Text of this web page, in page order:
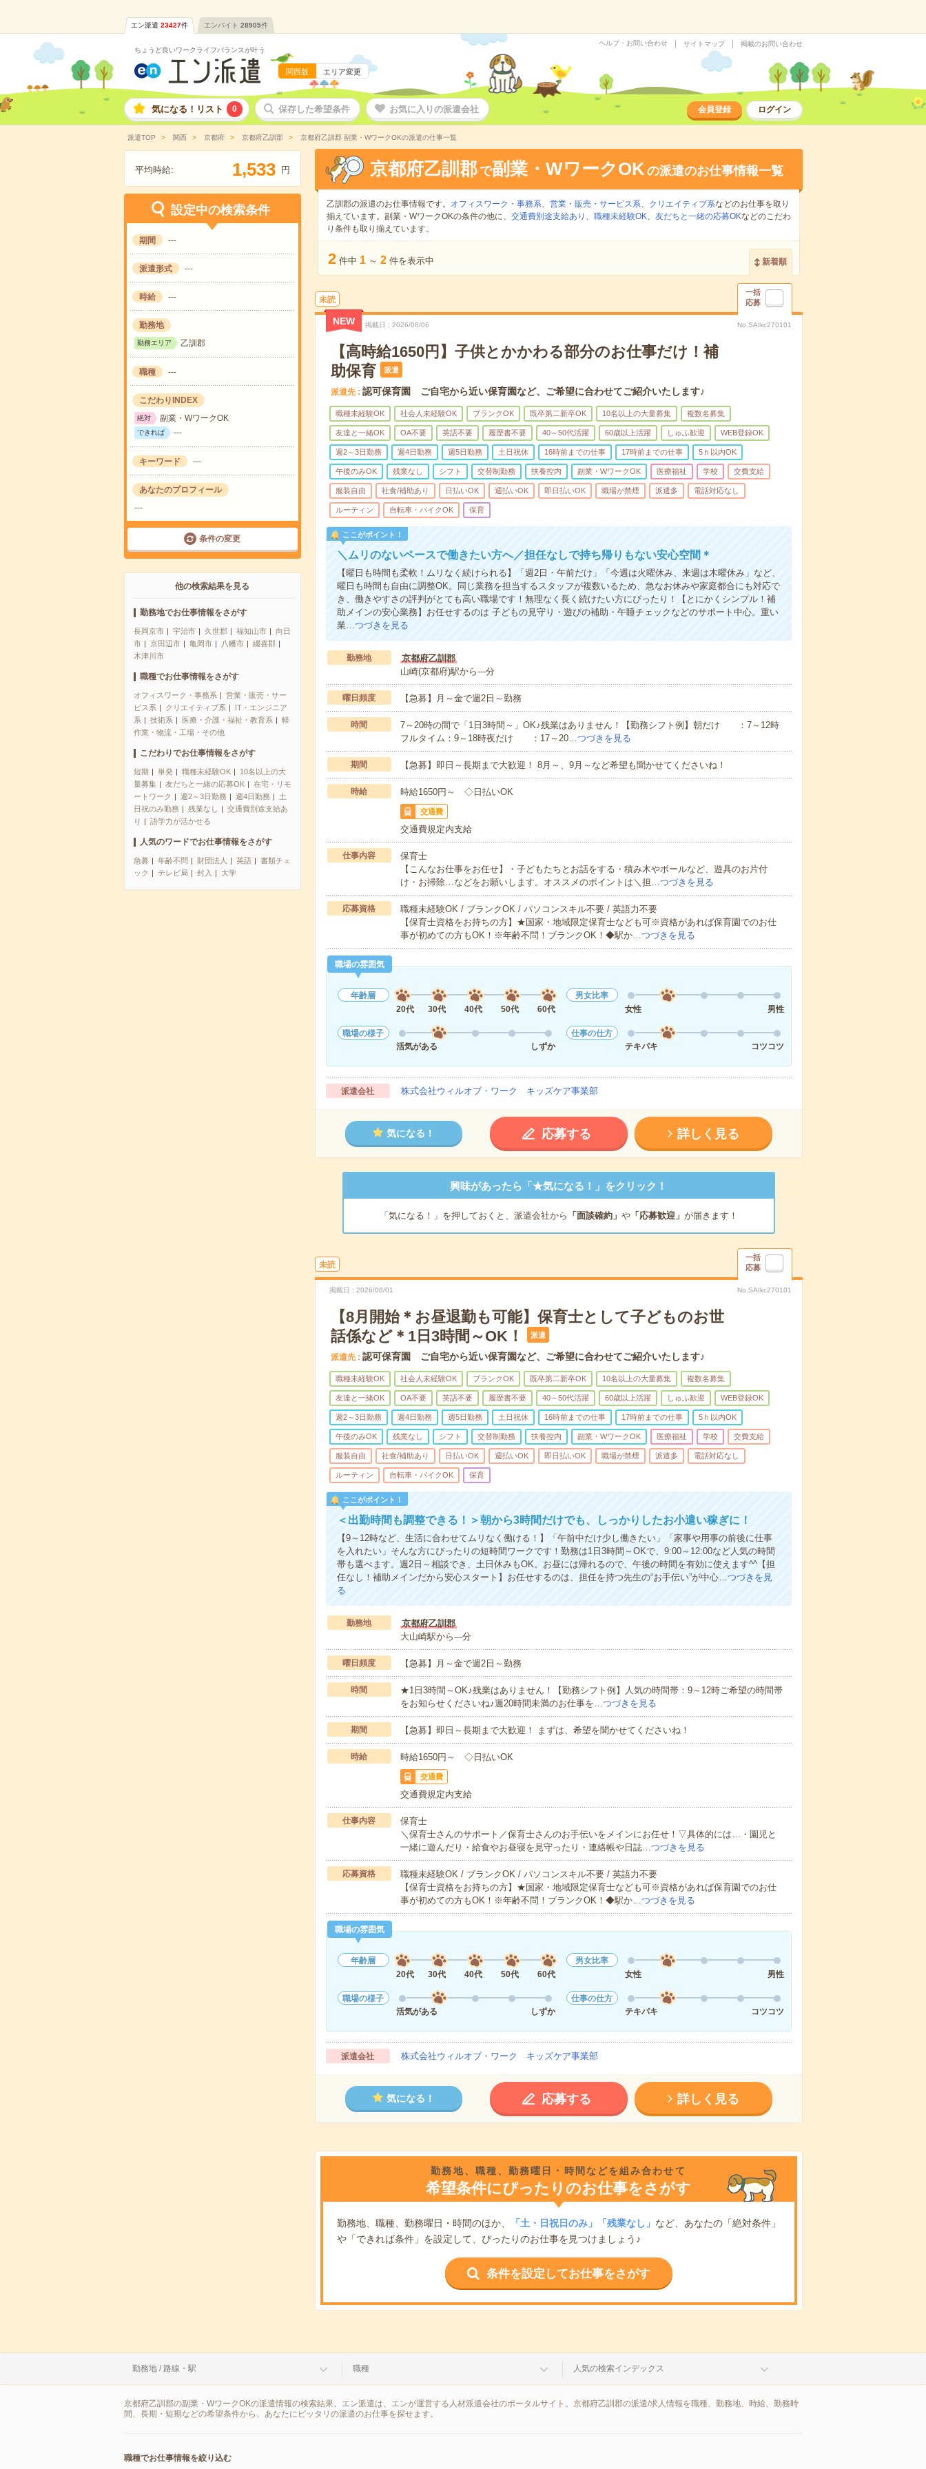
エン派遣 23427件 エンバイト 28905件
ちょうど良いワークライフバランスが叶う
関西版 エリア変更
ヘルプ・お問い合わせ サイトマップ 掲載のお問い合わせ
気になる！リスト 0 保存した希望条件 お気に入りの派遣会社 会員登録 ログイン
派遣TOP 関西 京都府 京都府乙訓郡 京都府乙訓郡 副業・WワークOKの派遣の仕事一覧
平均時給: 1,533 円
設定中の検索条件
期間 ---
派遣形式 ---
時給 ---
勤務地
勤務エリア 乙訓郡
職種 ---
こだわりINDEX
絶対 副業・WワークOK
できれば ---
キーワード ---
あなたのプロフィール
---
条件の変更
他の検索結果を見る
勤務地でお仕事情報をさがす
長岡京市 宇治市 久世郡 福知山市
向日
市
京田辺市 亀岡市 八幡市
綴喜郡
木津川市
職種でお仕事情報をさがす
オフィスワーク・事務系
営業・販売・サー
ビス系
クリエイティブ系
IT・エンジニア
系
技術系 医療・介護・福祉・教育系
軽
作業・物流・工場・その他
こだわりでお仕事情報をさがす
短期 単発 職種未経験OK
10名以上の大
量募集
友だちと一緒の応募OK
在宅・リモ
ートワーク
週2～3日勤務 週4日勤務
土
日祝のみ勤務
残業なし
交通費別途支給あ
り
語学力が活かせる
人気のワードでお仕事情報をさがす
急募 年齢不問 財団法人 英語
書類チェ
ック
テレビ局 封入 大学
京都府乙訓郡 で副業・WワークOKの派遣のお仕事情報一覧
乙訓郡の派遣のお仕事情報です。 オフィスワーク・事務系、 営業・販売・サービス系、 クリエイティブ系などのお仕事を取り
揃えています。副業・WワークOKの条件の他に、 交通費別途支給あり 、 職種未経験OK、 友だちと一緒の応募OKなどのこだわ
り条件も取り揃えています。
2 件中 1 ～ 2 件を表示中 新着順
未読
一括
応募
NEW 掲載日 2026/08/06 No.SAIkc270101
【高時給1650円】子供とかかわる部分のお仕事だけ！補
助保育
派遣
派遣先 認可保育園 ご自宅から近い保育園など、ご希望に合わせてご紹介いたします♪
職種未経験OK 社会人未経験OK ブランクOK 既卒第二新卒OK 10名以上の大量募集 複数名募集
友達と一緒OK OA不要 英語不要 履歴書不要 40～50代活躍 60歳以上活躍 しゅふ歓迎 WEB登録OK
週2～3日勤務 週4日勤務 週5日勤務 土日祝休 16時前までの仕事 17時前までの仕事 5ｈ以内OK
午後のみOK 残業なし シフト 交替制勤務 扶養控内 副業・WワークOK 医療福祉 学校 交費支給
服装自由 社食/補助あり 日払いOK 週払いOK 即日払いOK 職場が禁煙 派遣多 電話対応なし
ルーティン 自転車・バイクOK 保育
ここがポイント！
＼ムリのないペースで働きたい方へ／担任なしで持ち帰りもない安心空間＊
【曜日も時間も柔軟！ムリなく続けられる】「週2日・午前だけ」「今週は火曜休み、来週は木曜休み」など、
曜日も時間も自由に調整OK。同じ業務を担当するスタッフが複数いるため、急なお休みや家庭都合にも対応で
き、働きやすさの評判がとても高い職場です！無理なく長く続けたい方にぴったり！【とにかくシンプル！補
助メインの安心業務】お任せするのは 子どもの見守り・遊びの補助・午睡チェックなどのサポート中心。重い
業…つづきを見る
勤務地
京都府乙訓郡
山崎(京都府)駅から---分
曜日頻度 【急募】月～金で週2日～勤務
時間
7～20時の間で「1日3時間～」OK♪残業はありません！【勤務シフト例】朝だけ ：7～12時
フルタイム：9～18時夜だけ ：17～20…つづきを見る
期間 【急募】即日～長期まで大歓迎！ 8月～、9月～など希望も聞かせてくださいね！
時給 時給1650円～ ◇日払いOK
交通費
交通費規定内支給
仕事内容
保育士
【こんなお仕事をお任せ】・子どもたちとお話をする・積み木やボールなど、遊具のお片付
け・お掃除…などをお願いします。オススメのポイントは＼担…つづきを見る
応募資格
職種未経験OK / ブランクOK / パソコンスキル不要 / 英語力不要
【保育士資格をお持ちの方】★国家・地域限定保育士なども可※資格があれば保育園でのお仕
事が初めての方もOK！※年齢不問！ブランクOK！◆駅か…つづきを見る
職場の雰囲気
年齢層
20代
30代 40代 50代 60代
男女比率
女性
男性
職場の様子
活気がある
しずか
仕事の仕方
テキパキ
コツコツ
派遣会社 株式会社ウィルオブ・ワーク キッズケア事業部
気になる！ 応募する 詳しく見る
興味があったら「★気になる！」をクリック！
「気になる！」を押しておくと、派遣会社から 「面談確約」 や「応募歓迎」 が届きます！
未読
一括
応募
掲載日 2026/08/01 No.SAIkc270101
【8月開始＊お昼退勤も可能】保育士として子どものお世
話係など＊1日3時間～OK！
派遣
派遣先 認可保育園 ご自宅から近い保育園など、ご希望に合わせてご紹介いたします♪
職種未経験OK 社会人未経験OK ブランクOK 既卒第二新卒OK 10名以上の大量募集 複数名募集
友達と一緒OK OA不要 英語不要 履歴書不要 40～50代活躍 60歳以上活躍 しゅふ歓迎 WEB登録OK
週2～3日勤務 週4日勤務 週5日勤務 土日祝休 16時前までの仕事 17時前までの仕事 5ｈ以内OK
午後のみOK 残業なし シフト 交替制勤務 扶養控内 副業・WワークOK 医療福祉 学校 交費支給
服装自由 社食/補助あり 日払いOK 週払いOK 即日払いOK 職場が禁煙 派遣多 電話対応なし
ルーティン 自転車・バイクOK 保育
ここがポイント！
＜出勤時間も調整できる！＞朝から3時間だけでも、しっかりしたお小遣い稼ぎに！
【9～12時など、生活に合わせてムリなく働ける！】「午前中だけ少し働きたい」「家事や用事の前後に仕事
を入れたい」そんな方にぴったりの短時間ワークです！勤務は1日3時間～OKで、9:00～12:00など人気の時間
帯も選べます。週2日～相談でき、土日休みもOK。お昼には帰れるので、午後の時間を有効に使えます^^【担
任なし！補助メインだから安心スタート】お任せするのは、担任を持つ先生の“お手伝い”が中心…つづきを見
る
勤務地
京都府乙訓郡
大山崎駅から---分
曜日頻度 【急募】月～金で週2日～勤務
時間
★1日3時間～OK♪残業はありません！【勤務シフト例】人気の時間帯：9～12時ご希望の時間帯
をお知らせくださいね♪週20時間未満のお仕事を…つづきを見る
期間 【急募】即日～長期まで大歓迎！ まずは、希望を聞かせてくださいね！
時給 時給1650円～ ◇日払いOK
交通費
交通費規定内支給
仕事内容
保育士
＼保育士さんのサポート／保育士さんのお手伝いをメインにお任せ！▽具体的には…・園児と
一緒に遊んだり・給食やお昼寝を見守ったり・連絡帳や日誌…つづきを見る
応募資格
職種未経験OK / ブランクOK / パソコンスキル不要 / 英語力不要
【保育士資格をお持ちの方】★国家・地域限定保育士なども可※資格があれば保育園でのお仕
事が初めての方もOK！※年齢不問！ブランクOK！◆駅か…つづきを見る
職場の雰囲気
年齢層
20代
30代 40代 50代 60代
男女比率
女性
男性
職場の様子
活気がある
しずか
仕事の仕方
テキパキ
コツコツ
派遣会社 株式会社ウィルオブ・ワーク キッズケア事業部
気になる！ 応募する 詳しく見る
勤務地、職種、勤務曜日・時間などを組み合わせて
希望条件にぴったりのお仕事をさがす
勤務地、職種、勤務曜日・時間のほか、 「土・日祝日のみ」「残業なし」 など、あなたの「絶対条件」
や「できれば条件」を設定して、ぴったりのお仕事を見つけましょう♪
条件を設定してお仕事をさがす
勤務地 / 路線・駅 職種 人気の検索インデックス
京都府乙訓郡の副業・WワークOKの派遣情報の検索結果。エン派遣は、エンが運営する人材派遣会社のポータルサイト。京都府乙訓郡の派遣/求人情報を職種、勤務地、時給、勤務時
間、長期・短期などの希望条件から、あなたにピッタリの派遣のお仕事を探せます。
職種でお仕事情報を絞り込む